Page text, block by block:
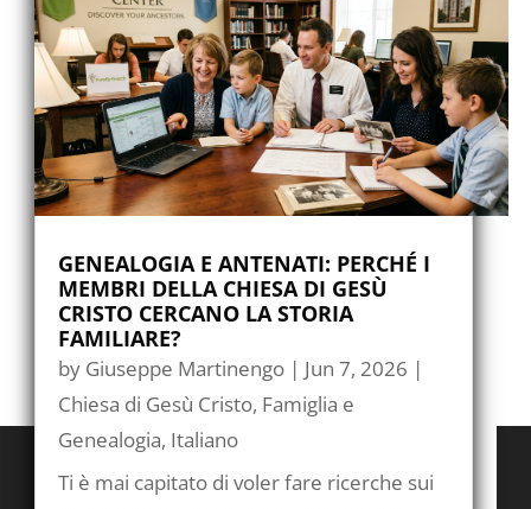
GENEALOGIA E ANTENATI: PERCHÉ I
MEMBRI DELLA CHIESA DI GESÙ
CRISTO CERCANO LA STORIA
FAMILIARE?
by Giuseppe Martinengo | Jun 7, 2026 |
Chiesa di Gesù Cristo, Famiglia e
Genealogia, Italiano
Ti è mai capitato di voler fare ricerche sui